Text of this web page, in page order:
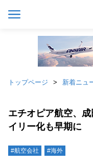
トップページ 新着ニュ
エチオピア航空、
イリー化も早期に
#航空会社 #海外